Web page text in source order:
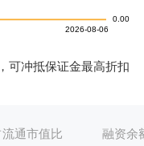
可冲抵保证金最高折扣
通市值比 融资余